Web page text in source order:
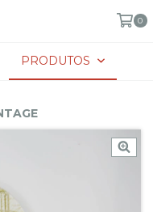
0
PRODUTOS